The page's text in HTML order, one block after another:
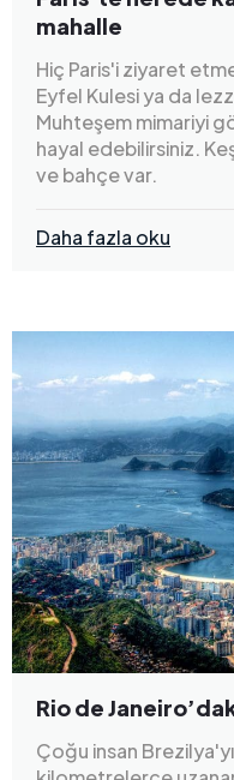
mahalle
Hiç Paris'i ziyaret
Eyfel Kulesi ya da
Muhteşem mimariyi
hayal edebilirsiniz.
ve bahçe var.
Daha fazla oku
Rio de
Çoğu insan